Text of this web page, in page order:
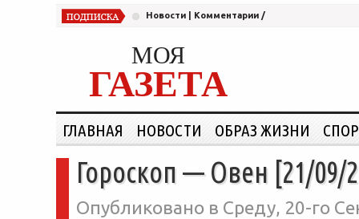
Новости Комментарии /
МОЯ
ГАЗЕТА
ГЛАВНАЯ НОВОСТИ ОБРАЗ ЖИЗНИ
Гороскоп — Овен [21/09/
Опубликовано в Среду, 20-го